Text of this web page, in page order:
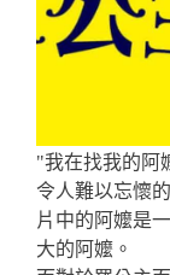
"我在找我的阿
令人難以忘懷
片中的阿嬤是
大的阿嬤。